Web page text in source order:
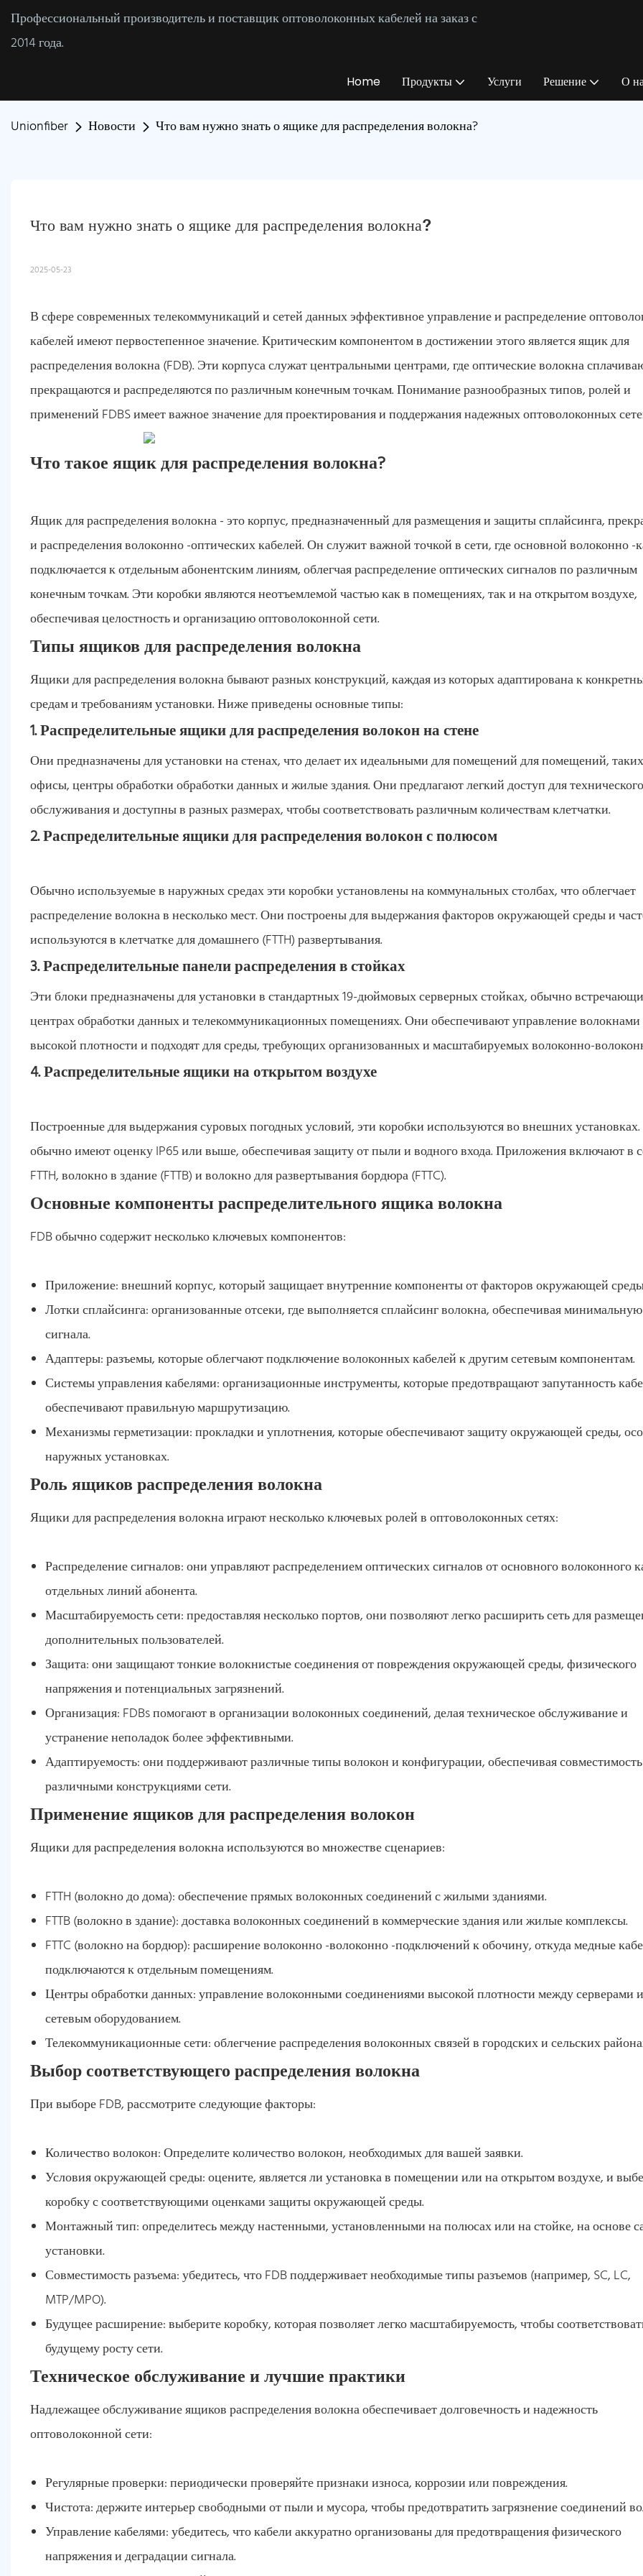
Профессиональный производитель и поставщик оптоволоконных кабелей на заказ с
2014 года.
Home Продукты Услуги Решение О
Unionfiber Новости Что вам нужно знать о ящике для распределения волокна?
Что вам нужно знать о ящике для распределения волокна?
2025-05-23
В сфере современных телекоммуникаций и сетей данных эффективное управление и распределение
кабелей имеют первостепенное значение. Критическим компонентом в достижении этого является ящик для
распределения волокна (FDB). Эти корпуса служат центральными центрами, где оптические волокна
прекращаются и распределяются по различным конечным точкам. Понимание разнообразных типов, ролей и
применений FDBS имеет важное значение для проектирования и поддержания надежных оптоволоконных
Что такое ящик для распределения волокна?
Ящик для распределения волокна - это корпус, предназначенный для размещения и защиты сплайсинга,
и распределения волоконно -оптических кабелей. Он служит важной точкой в ​​сети, где основной волоконно -
подключается к отдельным абонентским линиям, облегчая распределение оптических сигналов по различным
конечным точкам. Эти коробки являются неотъемлемой частью как в помещениях, так и на открытом воздухе,
обеспечивая целостность и организацию оптоволоконной сети.
Типы ящиков для распределения волокна
Ящики для распределения волокна бывают разных конструкций, каждая из которых адаптирована к
средам и требованиям установки. Ниже приведены основные типы:
1. Распределительные ящики для распределения волокон на стене
Они предназначены для установки на стенах, что делает их идеальными для помещений для помещений,
офисы, центры обработки обработки данных и жилые здания. Они предлагают легкий доступ для технического
обслуживания и доступны в разных размерах, чтобы соответствовать различным количествам клетчатки.
2. Распределительные ящики для распределения волокон с полюсом
Обычно используемые в наружных средах эти коробки установлены на коммунальных столбах, что облегчает
распределение волокна в несколько мест. Они построены для выдержания факторов окружающей среды и
используются в клетчатке для домашнего (FTTH) развертывания.
3. Распределительные панели распределения в стойках
Эти блоки предназначены для установки в стандартных 19-дюймовых серверных стойках, обычно
центрах обработки данных и телекоммуникационных помещениях. Они обеспечивают управление волокнами
высокой плотности и подходят для среды, требующих организованных и масштабируемых волоконно-
4. Распределительные ящики на открытом воздухе
Построенные для выдержания суровых погодных условий, эти коробки используются во внешних
обычно имеют оценку IP65 или выше, обеспечивая защиту от пыли и водного входа. Приложения включают в
FTTH, волокно в здание (FTTB) и волокно для развертывания бордюра (FTTC).
Основные компоненты распределительного ящика волокна
FDB обычно содержит несколько ключевых компонентов:
Приложение: внешний корпус, который защищает внутренние компоненты от факторов окружающей
Лотки сплайсинга: организованные отсеки, где выполняется сплайсинг волокна, обеспечивая
сигнала.
Адаптеры: разъемы, которые облегчают подключение волоконных кабелей к другим сетевым компонентам.
Системы управления кабелями: организационные инструменты, которые предотвращают запутанность
обеспечивают правильную маршрутизацию.
Механизмы герметизации: прокладки и уплотнения, которые обеспечивают защиту окружающей среды,
наружных установках.
Роль ящиков распределения волокна
Ящики для распределения волокна играют несколько ключевых ролей в оптоволоконных сетях:
Распределение сигналов: они управляют распределением оптических сигналов от основного волоконного
отдельных линий абонента.
Масштабируемость сети: предоставляя несколько портов, они позволяют легко расширить сеть для
дополнительных пользователей.
Защита: они защищают тонкие волокнистые соединения от повреждения окружающей среды, физического
напряжения и потенциальных загрязнений.
Организация: FDBs помогают в организации волоконных соединений, делая техническое обслуживание и
устранение неполадок более эффективными.
Адаптируемость: они поддерживают различные типы волокон и конфигурации, обеспечивая
различными конструкциями сети.
Применение ящиков для распределения волокон
Ящики для распределения волокна используются во множестве сценариев:
FTTH (волокно до дома): обеспечение прямых волоконных соединений с жилыми зданиями.
FTTB (волокно в здание): доставка волоконных соединений в коммерческие здания или жилые комплексы.
FTTC (волокно на бордюр): расширение волоконно -волоконно -подключений к обочину, откуда медные
подключаются к отдельным помещениям.
Центры обработки данных: управление волоконными соединениями высокой плотности между серверами и
сетевым оборудованием.
Телекоммуникационные сети: облегчение распределения волоконных связей в городских и сельских
Выбор соответствующего распределения волокна
При выборе FDB, рассмотрите следующие факторы:
Количество волокон: Определите количество волокон, необходимых для вашей заявки.
Условия окружающей среды: оцените, является ли установка в помещении или на открытом воздухе, и
коробку с соответствующими оценками защиты окружающей среды.
Монтажный тип: определитесь между настенными, установленными на полюсах или на стойке, на основе
установки.
Совместимость разъема: убедитесь, что FDB поддерживает необходимые типы разъемов (например, SC, LC,
MTP/MPO).
Будущее расширение: выберите коробку, которая позволяет легко масштабируемость, чтобы
будущему росту сети.
Техническое обслуживание и лучшие практики
Надлежащее обслуживание ящиков распределения волокна обеспечивает долговечность и надежность
оптоволоконной сети:
Регулярные проверки: периодически проверяйте признаки износа, коррозии или повреждения.
Чистота: держите интерьер свободными от пыли и мусора, чтобы предотвратить загрязнение соединений
Управление кабелями: убедитесь, что кабели аккуратно организованы для предотвращения физического
напряжения и деградации сигнала.